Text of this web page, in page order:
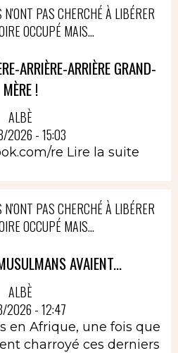
PAS CHERCHÉ À LIBÉRER
OCCUPÉ MAIS...
ARRIÈRE-ARRIÈRE GRAND-
MÈRE !
ALBÈ
2026 - 15:03
re Lire la suite
PAS CHERCHÉ À LIBÉRER
OCCUPÉ MAIS...
AVAIENT...
ALBÈ
2026 - 12:47
en Afrique, une fois que
charroyé ces derniers